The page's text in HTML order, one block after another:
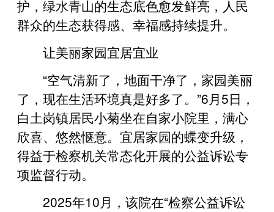
护，绿水青山的生态底色愈发鲜亮，人民
群众的生态获得感、幸福感持续提升。
让美丽家园宜居宜业
“空气清新了，地面干净了，家园美丽
了，现在生活环境真是好多了。”6月5日，
白土岗镇居民小菊坐在自家小院里，满心
欣喜、悠然惬意。宜居家园的蝶变升级，
得益于检察机关常态化开展的公益诉讼专
项监督行动。
2025年10月，该院在“检察公益诉讼